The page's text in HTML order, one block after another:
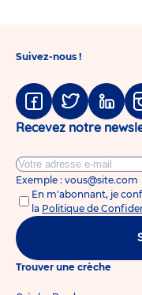
Suivez-nous !
Facebook
Twitter
Recevez notre
Exemple : vous@site.com
En m'abonnant, je
la Politique de
Trouver une crèche